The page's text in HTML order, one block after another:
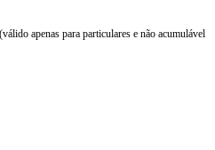
apenas para particulares e não acumulável